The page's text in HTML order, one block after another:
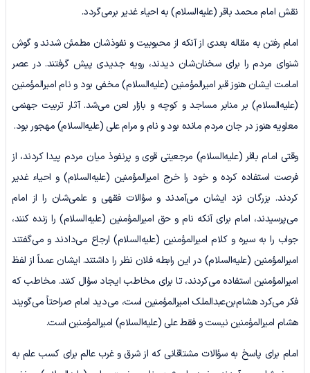
نقش امام محمد باقر (علیه‌السلام) به احیاء غدیر برمی‌گردد.
امام رفتن به مقاله بعدی از آنکه از محبوبیت و نفوذشان مطمئن شدند و گوش
شنوای مردم را برای سخنان‌شان دیدند، رویه جدیدی پیش گرفتند. در عصر
امامت ایشان هنوز قبر امیرالمؤمنین (علیه‌السلام) مخفی بود و نام امیرالمؤمنین
(علیه‌السلام) بر منابر مساجد و کوچه ‌و بازار لعن می‌شد. آثار تربیت جهنمی
معاویه هنوز در جان مردم مانده بود و نام و مرام علی (علیه‌السلام) مهجور بود.
وقتی امام باقر (علیه‌السلام) مرجعیتی قوی و پرنفوذ میان مردم پیدا کردند، از
فرصت استفاده کرده و خود را خرج امیرالمؤمنین (علیه‌السلام) و احیاء غدیر
کردند. بزرگان نزد ایشان می‌آمدند و سؤالات فقهی و علمی‌شان را از امام
می‌پرسیدند، امام برای آنکه نام و حق امیرالمؤمنین (علیه‌السلام) را زنده کنند،
جواب را به سیره و کلام امیرالمؤمنین (علیه‌السلام) ارجاع می‌دادند و می‌گفتند
امیرالمؤمنین (علیه‌السلام) در این رابطه فلان نظر را داشتند. ایشان عمداً از لفظ
امیرالمؤمنین استفاده می‌کردند، تا برای مخاطب ایجاد سؤال کنند. مخاطب که
فکر می‌کرد هشام‌بن‌عبدالملک امیرالمؤمنین است، می‌دید امام صراحتاً می‌گویند
هشام امیرالمؤمنین نیست و فقط علی (علیه‌السلام) امیرالمؤمنین است.
امام برای پاسخ به سؤالات مشتاقانی که از شرق و غرب عالم برای کسب علم به